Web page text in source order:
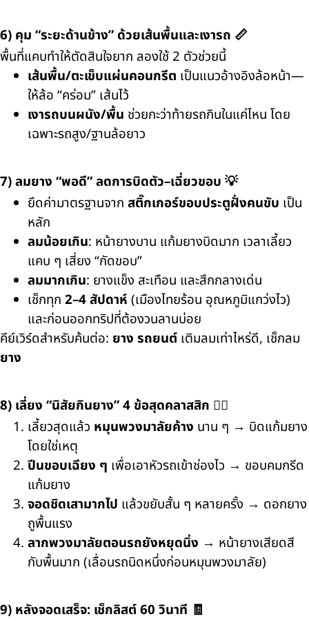
6) คุม “ระยะด้านข้าง” ด้วยเส้นพื้นและเงารถ 📏
พื้นที่แคบทำให้ตัดสินใจยาก ลองใช้ 2 ตัวช่วยนี้
เส้นพื้น/ตะเข็บแผ่นคอนกรีต เป็นแนวอ้างอิงล้อหน้า—
ให้ล้อ “คร่อม” เส้นไว้
เงารถบนผนัง/พื้น ช่วยกะว่าท้ายรถกินในแค่ไหน โดย
เฉพาะรถสูง/ฐานล้อยาว
7) ลมยาง “พอดี” ลดการบิดตัว–เฉี่ยวขอบ 💡
ยึดค่ามาตรฐานจาก สติ๊กเกอร์ขอบประตูฝั่งคนขับ เป็น
หลัก
ลมน้อยเกิน: หน้ายางบาน แก้มยางบิดมาก เวลาเลี้ยว
แคบ ๆ เสี่ยง “กัดขอบ”
ลมมากเกิน: ยางแข็ง สะเทือน และสึกกลางเด่น
เช็กทุก 2–4 สัปดาห์ (เมืองไทยร้อน อุณหภูมิแกว่งไว)
และก่อนออกทริปที่ต้องวนลานบ่อย
คีย์เวิร์ดสำหรับค้นต่อ: ยาง รถยนต์ เติมลมเท่าไหร่ดี, เช็กลม
ยาง
8) เลี่ยง “นิสัยกินยาง” 4 ข้อสุดคลาสสิก 🙅‍♂️
เลี้ยวสุดแล้ว หมุนพวงมาลัยค้าง นาน ๆ → บิดแก้มยาง
โดยใช่เหตุ
ปีนขอบเฉียง ๆ เพื่อเอาหัวรถเข้าช่องไว → ขอบคมกรีด
แก้มยาง
จอดชิดเสามากไป แล้วขยับสั้น ๆ หลายครั้ง → ดอกยาง
ถูพื้นแรง
ลากพวงมาลัยตอนรถยังหยุดนิ่ง → หน้ายางเสียดสี
กับพื้นมาก (เลื่อนรถนิดหนึ่งก่อนหมุนพวงมาลัย)
9) หลังจอดเสร็จ: เช็กลิสต์ 60 วินาที 🧾